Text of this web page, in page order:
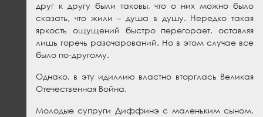
друг к другу были таковы, что о них можно было
сказать, что жили – душа в душу. Нередко такая
яркость ощущений быстро перегорает, оставляя
лишь горечь разочарований. Но в этом случае все
было по-другому.
Однако, в эту идиллию властно вторглась Великая
Отечественная Война.
Молодые супруги Диффинэ с маленьким сыном,